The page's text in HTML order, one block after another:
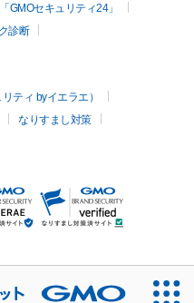
GMOセキュリティ24」
診断
ティ byイエラエ）
なりすまし対策